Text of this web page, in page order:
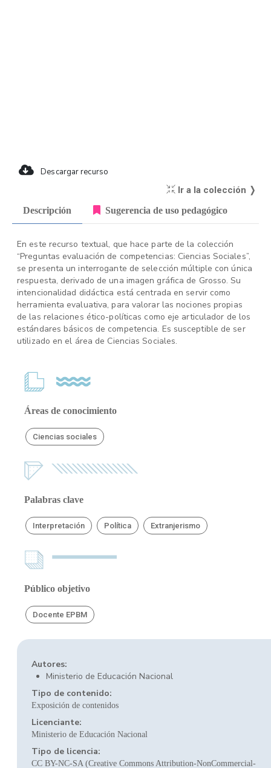
Descargar recurso
Ir a la colección ❭
Descripción Sugerencia de uso pedagógico
En este recurso textual, que hace parte de la colección
“Preguntas evaluación de competencias: Ciencias Sociales”,
se presenta un interrogante de selección múltiple con única
respuesta, derivado de una imagen gráfica de Grosso. Su
intencionalidad didáctica está centrada en servir como
herramienta evaluativa, para valorar las nociones propias
de las relaciones ético-políticas como eje articulador de los
estándares básicos de competencia. Es susceptible de ser
utilizado en el área de Ciencias Sociales.
Áreas de conocimiento
Ciencias sociales
Palabras clave
Interpretación Política Extranjerismo
Público objetivo
Docente EPBM
Autores:
Ministerio de Educación Nacional
Tipo de contenido:
Exposición de contenidos
Licenciante:
Ministerio de Educación Nacional
Tipo de licencia:
CC BY-NC-SA (Creative Commons Attribution-NonCommercial-